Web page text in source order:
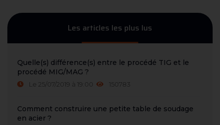
Les articles les plus lus
Quelle(s) différence(s) entre le procédé TIG et le
procédé MIG/MAG ?
Le 25/07/2019 à 19:00 150783
Comment construire une petite table de soudage
en acier ?